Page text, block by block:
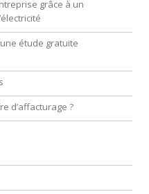
grâce à un
étude gratuite
d’affacturage ?